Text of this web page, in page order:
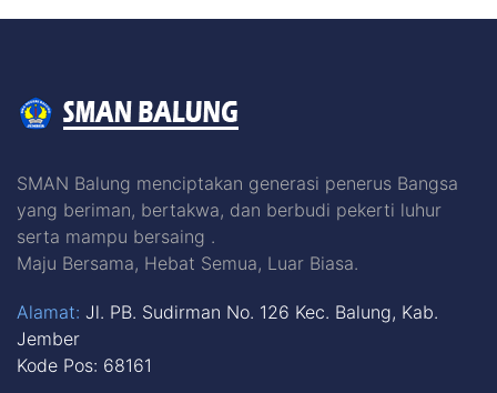
SMAN Balung menciptakan generasi penerus Bangsa
yang beriman, bertakwa, dan berbudi pekerti luhur
serta mampu bersaing .
Maju Bersama, Hebat Semua, Luar Biasa.
Alamat: Jl. PB. Sudirman No. 126 Kec. Balung, Kab.
Jember
Kode Pos: 68161